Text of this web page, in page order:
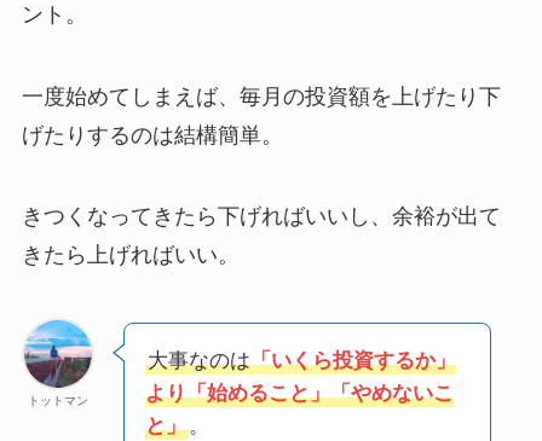
ント。
一度始めてしまえば、毎月の投資額を上げたり下
げたりするのは結構簡単。
きつくなってきたら下げればいいし、余裕が出て
きたら上げればいい。
トットマン
大事なのは「いくら投資するか」
より「始めること」「やめないこ
と」。